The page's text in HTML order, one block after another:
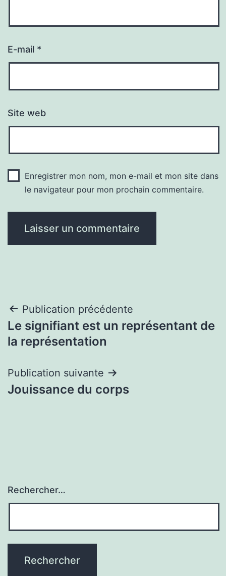
E-mail *
Site web
Enregistrer mon nom, mon e-mail et mon site dans
le navigateur pour mon prochain commentaire.
Navigation
de
Publication précédente
Le signifiant est un représentant de
la représentation
Publication suivante
Jouissance du corps
Rechercher…